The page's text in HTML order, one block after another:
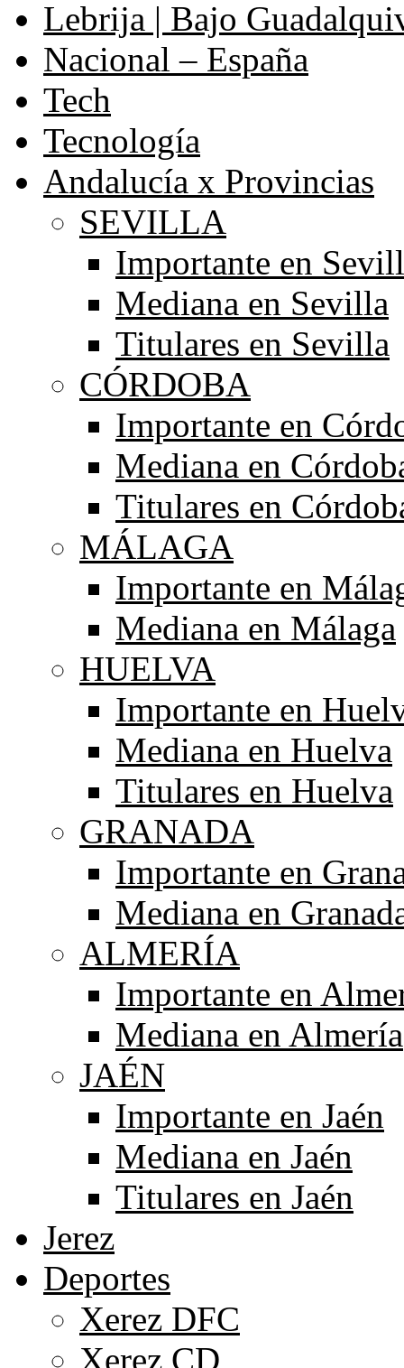
Lebrija | Bajo
Nacional – España
Tech
Tecnología
Andalucía x Provincias
SEVILLA
Importante en
Mediana en Sevilla
Titulares en Sevilla
CÓRDOBA
Importante en
Mediana en
Titulares en
MÁLAGA
Importante en
Mediana en Málaga
HUELVA
Importante en
Mediana en Huelva
Titulares en Huelva
GRANADA
Importante en
Mediana en
ALMERÍA
Importante en
Mediana en Almería
JAÉN
Importante en Jaén
Mediana en Jaén
Titulares en Jaén
Jerez
Deportes
Xerez DFC
Xerez CD